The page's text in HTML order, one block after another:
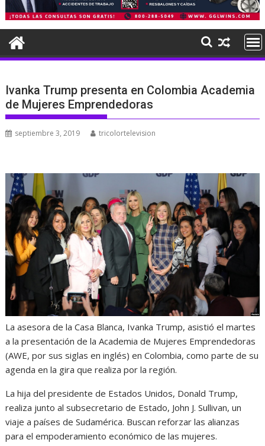
Ivanka Trump presenta en Colombia Academia
de Mujeres Emprendedoras
septiembre 3, 2019 tricolortelevision
La asesora de la Casa Blanca, Ivanka Trump, asistió el martes
a la presentación de la Academia de Mujeres Emprendedoras
(AWE, por sus siglas en inglés) en Colombia, como parte de su
agenda en la gira que realiza por la región.
La hija del presidente de Estados Unidos, Donald Trump,
realiza junto al subsecretario de Estado, John J. Sullivan, un
viaje a países de Sudamérica. Buscan reforzar las alianzas
para el empoderamiento económico de las mujeres.